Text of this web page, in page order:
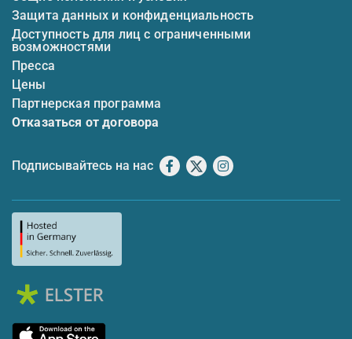
Защита данных и конфиденциальность
Доступность для лиц с ограниченными
возможностями
Пресса
Цены
Партнерская программа
Отказаться от договора
Подписывайтесь на нас Facebook
X Instagram